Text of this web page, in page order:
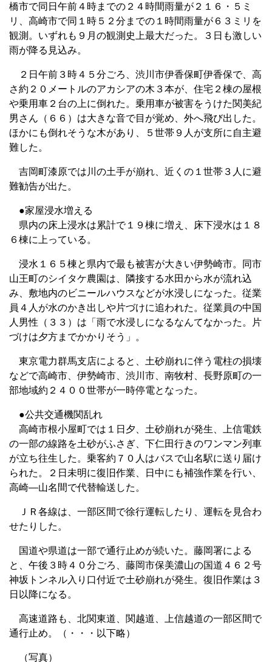
橋市で同日午前４時までの２４時間雨量が２１６・５ミ
リ、高崎市で同１時５２分までの１時間雨量が６３ミリを
観測。いずれも９月の観測史上最大だった。３日も激しい
雨が降る見込み。
２日午前３時４５分ごろ、渋川市伊香保町伊香保で、高
さ約２０メートルのアカシアの木３本が、住宅２棟の屋根
や乗用車２台の上に倒れた。乗用車が被害をうけた関美紀
男さん（６６）は大きな音で目が覚め、外へ飛び出した。
ほかにも倒れそうな木があり、５世帯９人が支所に自主避
難した。
吉岡町漆原では川の土手が崩れ、近くの１世帯３人に避
難勧告が出た。
●家屋浸水増える
県内の床上浸水は累計で１９棟に増え、床下浸水は１８
６棟に上っている。
浸水１６５棟と県内で最も被害が大きい伊勢崎市。同市
山王町のシイタケ農園は、隣接する水田から水が流れ込
み、敷地内のビニールハウスなどが水浸しになった。従業
員４人が水のかき出しや片づけに追われた。従業員の中国
人男性（３３）は「雨で水浸しになるなんてなかった。片
づけは夕方までかかりそう」。
東京電力群馬支店によると、土砂崩れに伴う電柱の損壊
などで高崎市、伊勢崎市、渋川市、南牧村、長野原町の一
部地域約２４００世帯が一時停電となった。
●公共交通機関乱れ
高崎市根小屋町では１日夕、土砂崩れが発生、上信電鉄
の一部の線路を土砂がふさぎ、下仁田行きのワンマン列車
が立ち往生した。乗客約７０人はバスで山名駅に送り届け
られた。２日未明に復旧作業、日中にも補強作業を行い、
高崎―山名間で代替輸送した。
ＪＲ各線は、一部区間で徐行運転したり、運転を見合わ
せたりした。
国道や県道は一部で通行止めが続いた。藤岡署による
と、午後３時４０分ごろ、藤岡市保美濃山の国道４６２号
神坂トンネル入り口付近で土砂崩れが発生。復旧作業は３
日以降になる。
高速道路も、北関東道、関越道、上信越道の一部区間で
通行止め。（・・・以下略）
（写真）